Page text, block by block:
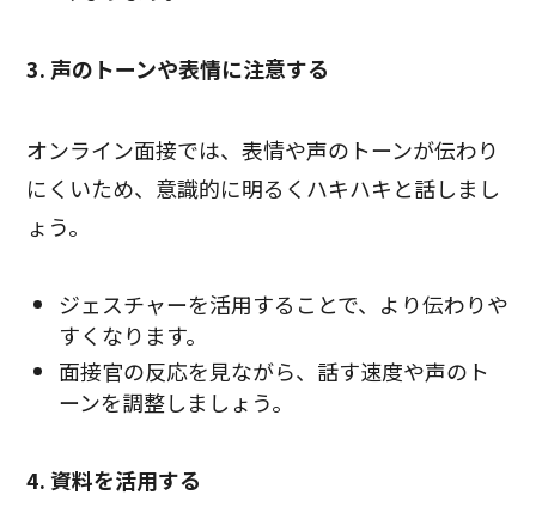
3. 声のトーンや表情に注意する
オンライン面接では、表情や声のトーンが伝わり
にくいため、意識的に明るくハキハキと話しまし
ょう。
ジェスチャーを活用することで、より伝わりや
すくなります。
面接官の反応を見ながら、話す速度や声のト
ーンを調整しましょう。
4. 資料を活用する